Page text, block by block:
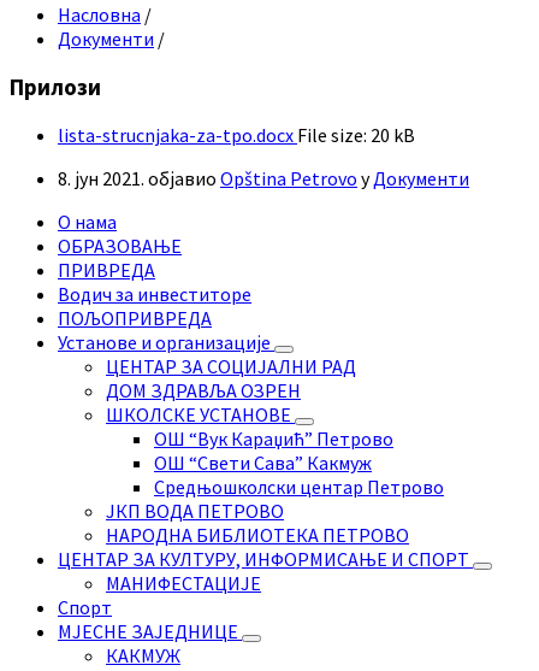
Насловна /
Документи /
Прилози
lista-strucnjaka-za-tpo.docx File size: 20 kB
8. јун 2021. објавио Opština Petrovo уДокументи
О нама
ОБРАЗОВАЊЕ
ПРИВРЕДА
Водич за инвеститоре
ПОЉОПРИВРЕДА
Установе и организације
ЦЕНТАР ЗА СОЦИЈАЛНИ РАД
ДОМ ЗДРАВЉА ОЗРЕН
ШКОЛСКЕ УСТАНОВЕ
ОШ “Вук Караџић” Петрово
ОШ “Свети Сава” Какмуж
Средњошколски центар Петрово
ЈКП ВОДА ПЕТРОВО
НАРОДНА БИБЛИОТЕКА ПЕТРОВО
ЦЕНТАР ЗА КУЛТУРУ, ИНФОРМИСАЊЕ И СПОРТ
МАНИФЕСТАЦИЈЕ
Спорт
МЈЕСНЕ ЗАЈЕДНИЦЕ
КАКМУЖ